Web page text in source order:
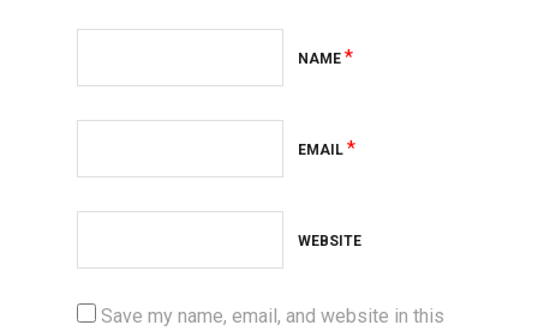
NAME *
EMAIL *
WEBSITE
Save my name, email, and website in this